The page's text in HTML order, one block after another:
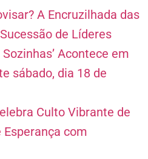
A Encruzilhada das
de Líderes
Acontece em
sábado, dia 18 de
Culto Vibrante de
Esperança com